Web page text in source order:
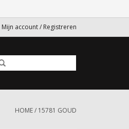
Mijn account / Registreren
HOME/ 15781 GOUD